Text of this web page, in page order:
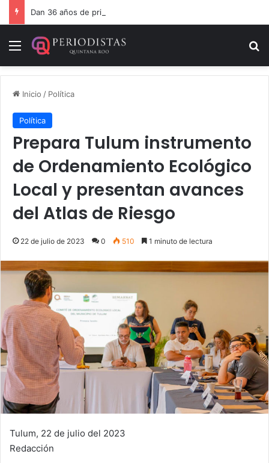
Menú
Inicio / Política
Política
Prepara Tulum instrumento
de Ordenamiento Ecológico
Local y presentan avances
del Atlas de Riesgo
22 de julio de 2023 0 510 1 minuto de lectura
Tulum, 22 de julio del 2023
Redacción